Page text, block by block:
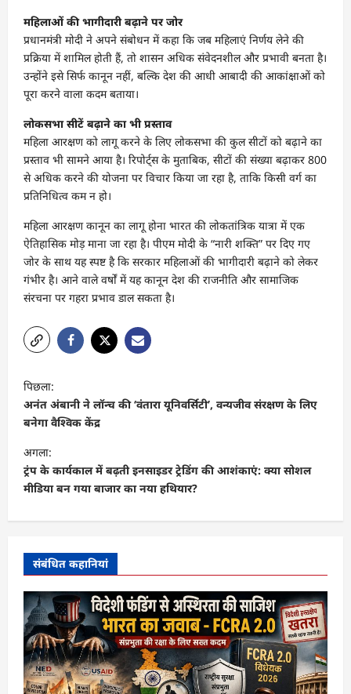
महिलाओं की भागीदारी बढ़ाने पर जोर
प्रधानमंत्री मोदी ने अपने संबोधन में कहा कि जब महिलाएं निर्णय लेने की
प्रक्रिया में शामिल होती हैं, तो शासन अधिक संवेदनशील और प्रभावी बनता है।
उन्होंने इसे सिर्फ कानून नहीं, बल्कि देश की आधी आबादी की आकांक्षाओं को
पूरा करने वाला कदम बताया।
लोकसभा सीटें बढ़ाने का भी प्रस्ताव
महिला आरक्षण को लागू करने के लिए लोकसभा की कुल सीटों को बढ़ाने का
प्रस्ताव भी सामने आया है। रिपोर्ट्स के मुताबिक, सीटों की संख्या बढ़ाकर 800
से अधिक करने की योजना पर विचार किया जा रहा है, ताकि किसी वर्ग का
प्रतिनिधित्व कम न हो।
महिला आरक्षण कानून का लागू होना भारत की लोकतांत्रिक यात्रा में एक
ऐतिहासिक मोड़ माना जा रहा है। पीएम मोदी के “नारी शक्ति” पर दिए गए
जोर के साथ यह स्पष्ट है कि सरकार महिलाओं की भागीदारी बढ़ाने को लेकर
गंभीर है। आने वाले वर्षों में यह कानून देश की राजनीति और सामाजिक
संरचना पर गहरा प्रभाव डाल सकता है।
पो
स्ट
ने
वि
गे
श
न
पिछला:
अनंत अंबानी ने लॉन्च की ‘वंतारा यूनिवर्सिटी’, वन्यजीव संरक्षण के लिए
बनेगा वैश्विक केंद्र
अगला:
ट्रंप के कार्यकाल में बढ़ती इनसाइडर ट्रेडिंग की आशंकाएं: क्या सोशल
मीडिया बन गया बाजार का नया हथियार?
संबंधित कहानियां